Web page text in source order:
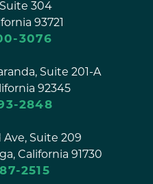
304
93721
3076
Suite 201-A
92345
2848
Suite 209
California 91730
2515